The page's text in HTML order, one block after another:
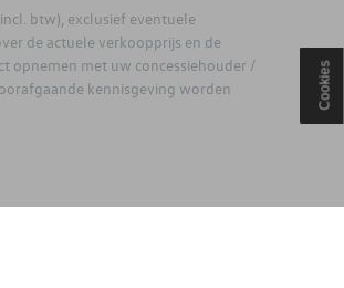
btw), exclusief eventuele
de actuele verkoopprijs en de
opnemen met uw concessiehouder /
kennisgeving worden
Cookies